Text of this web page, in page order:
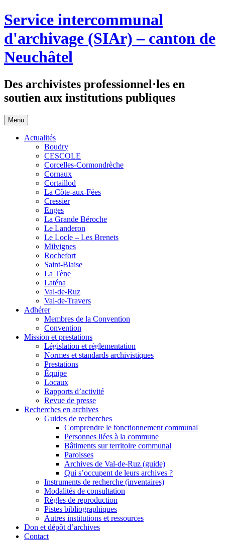
Aller
au
contenu
Service intercommunal
d'archivage (SIAr) – canton de
Neuchâtel
Des archivistes professionnel·les en
soutien aux institutions publiques
Menu
Actualités
Boudry
CESCOLE
Corcelles-Cormondrèche
Cornaux
Cortaillod
La Côte-aux-Fées
Cressier
Enges
La Grande Béroche
Le Landeron
Le Locle – Les Brenets
Milvignes
Rochefort
Saint-Blaise
La Tène
Laténa
Val-de-Ruz
Val-de-Travers
Adhérer
Membres de la Convention
Convention
Mission et prestations
Législation et règlementation
Normes et standards archivistiques
Prestations
Équipe
Locaux
Rapports d’activité
Revue de presse
Recherches en archives
Guides de recherches
Comprendre le fonctionnement communal
Personnes liées à la commune
Bâtiments sur territoire communal
Paroisses
Archives de Val-de-Ruz (guide)
Qui s’occupent de leurs archives ?
Instruments de recherche (inventaires)
Modalités de consultation
Règles de reproduction
Pistes bibliographiques
Autres institutions et ressources
Don et dépôt d’archives
Contact